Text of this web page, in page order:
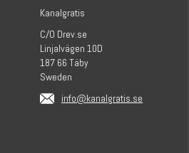
Kanalgratis
C/O Drev.se
Linjalvägen 10D
187 66 Täby
Sweden
info@kanalgratis.se